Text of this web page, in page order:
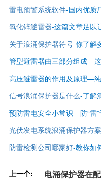
雷电预警系统软件-国内优质
氧化锌避雷器-这篇文章足以
关于浪涌保护器符号-你了解
管型避雷器由三部分组成—
高压避雷器的作用及原理—
信号浪涌保护器是什么-了解
预防雷电安全小常识—防“雷
光伏发电系统浪涌保护器方案
防雷检测公司哪家好-教你如
上一个:
电涌保护器在